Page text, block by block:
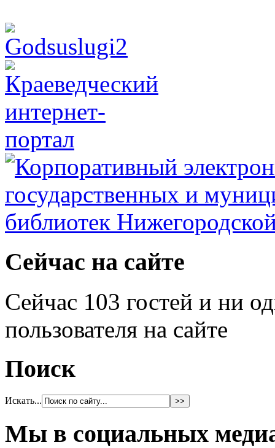
Сейчас на сайте
Сейчас 103 гостей и ни
пользователя на сайте
Поиск
Искать...
Мы в социальных